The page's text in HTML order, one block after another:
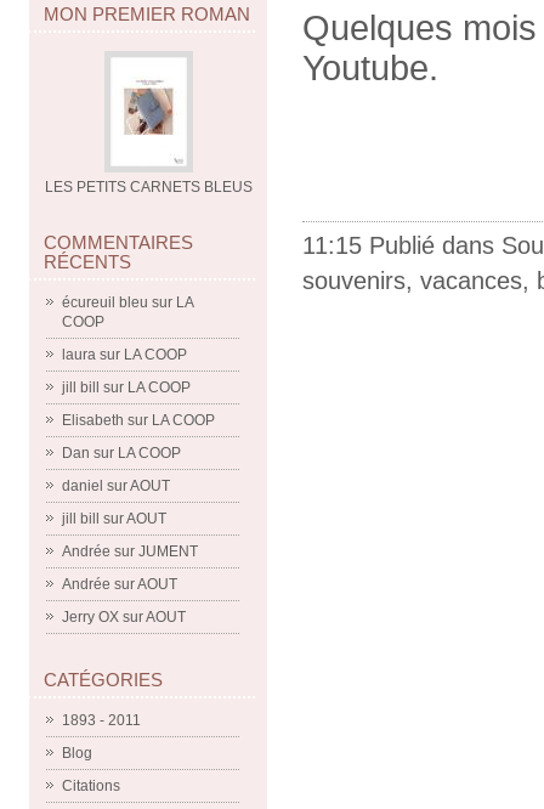
MON PREMIER ROMAN
LES PETITS CARNETS BLEUS
COMMENTAIRES
RÉCENTS
écureuil bleu sur LA
COOP
laura sur LA COOP
jill bill
sur LA COOP
Elisabeth sur LA COOP
Dan sur LA COOP
daniel surAOUT
jill bill
surAOUT
Andrée sur JUMENT
Andrée surAOUT
Jerry OX surAOUT
CATÉGORIES
1893 - 2011
Blog
Citations
Quelques
Youtube.
11:15 Publié dans
souvenirs, vacances,